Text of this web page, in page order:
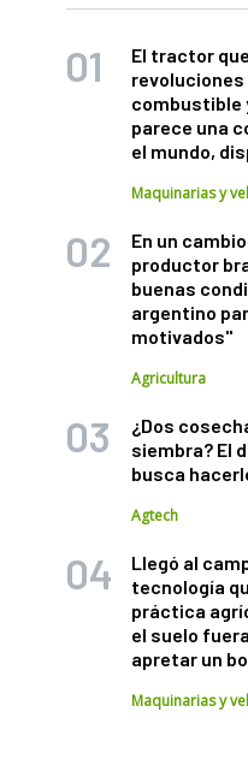
El tractor
combustible
parece una
el mundo,
Maquinarias y
En un
productor
buenas
argentino
motivados"
Agricultura
¿Dos
siembra? El
busca
Agtech
Llegó al
tecnología
práctica
el suelo
apretar un
Maquinarias y